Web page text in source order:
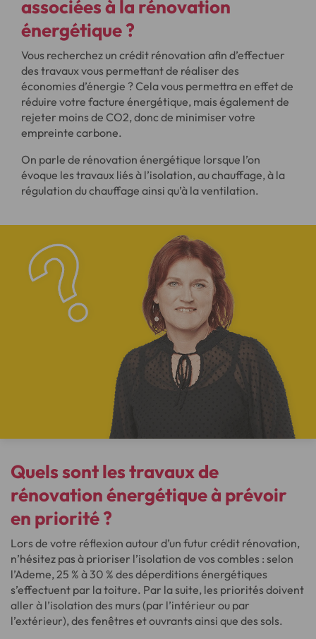
associées à la rénovation
énergétique?
Vous recherchez un crédit rénovation afin d’effectuer
des travaux vous permettant de réaliser des
économies d’énergie ? Cela vous permettra en effet de
réduire votre facture énergétique, mais également de
rejeter moins de CO2, donc de minimiser votre
empreinte carbone.
On parle de rénovation énergétique lorsque l’on
évoque les travaux liés à l’isolation, au chauffage, à la
régulation du chauffage ainsi qu’à la ventilation.
Quels sont lestravaux de
rénovation énergétiqueà prévoir
en priorité ?
Lors de votre réflexion autour d’un futur crédit rénovation,
n’hésitez pas à prioriser l’isolation de vos combles : selon
l’Ademe, 25 % à 30 % des déperditions énergétiques
s’effectuent par la toiture. Par la suite, les priorités doivent
aller à l’isolation des murs (par l’intérieur ou par
l’extérieur), des fenêtres et ouvrants ainsi que des sols.